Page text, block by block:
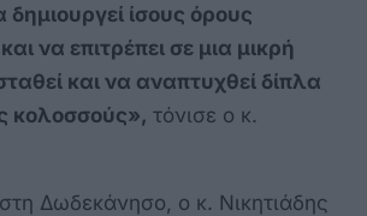
ίσους όρους
να επιτρέπει σε μια μικρή
και να αναπτυχθεί δίπλα
κολοσσούς», τόνισε ο κ.
Δωδεκάνησο, ο κ. Νικητιάδης